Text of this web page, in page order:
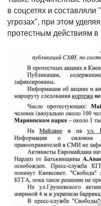
в соцсетях и
угрозах", при этом
протестным действиям